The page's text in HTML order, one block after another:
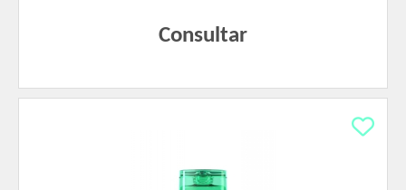
Consultar